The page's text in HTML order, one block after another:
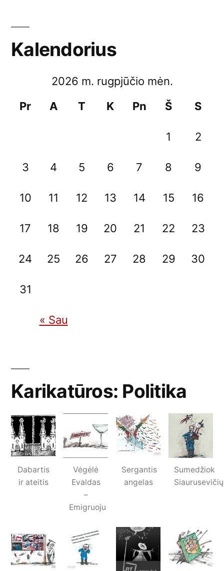
Kalendorius
2026 m. rugpjūčio mėn.
Pr
A T K Pn Š S
« Sau
1 2
3 4 5 6 7 8 9
10 11 12 13 14 15 16
17 18 19 20 21 22 23
24 25 26 27 28 29 30
31
Karikatūros: Politika
Dabartis
ir ateitis
Vėgėlė
Evaldas
–
Emigruoju
Sergantis
angelas
Sumedžiok